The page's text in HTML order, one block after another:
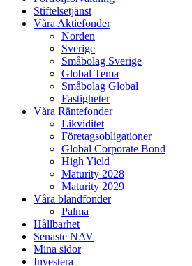
Stiftelsetjänst
Våra Aktiefonder
Norden
Sverige
Småbolag Sverige
Global Tema
Småbolag Global
Fastigheter
Våra Räntefonder
Likviditet
Företagsobligationer
Global Corporate Bond
High Yield
Maturity 2028
Maturity 2029
Våra blandfonder
Palma
Hållbarhet
Senaste NAV
Mina sidor
Investera